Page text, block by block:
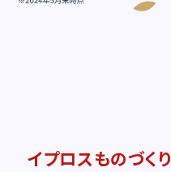
イプロスものづくり